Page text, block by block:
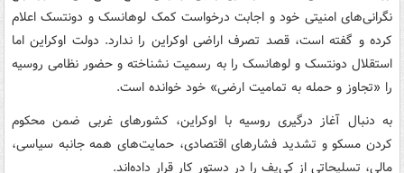
نگرانی‌های امنیتی خود و اجابت درخواست کمک لوهانسک و دونتسک اعلام
کرده و گفته است، قصد تصرف اراضی اوکراین را ندارد. دولت اوکراین اما
استقلال دونتسک و لوهانسک را به رسمیت نشناخته و حضور نظامی روسیه
را «تجاوز و حمله به تمامیت ارضی» خود خوانده است.
به دنبال آغاز درگیری روسیه با اوکراین، کشورهای غربی ضمن محکوم
کردن مسکو و تشدید فشارهای اقتصادی، حمایت‌های همه جانبه سیاسی،
مالی، تسلیحاتی از کی‌یف را در دستور کار قرار داده‌اند.